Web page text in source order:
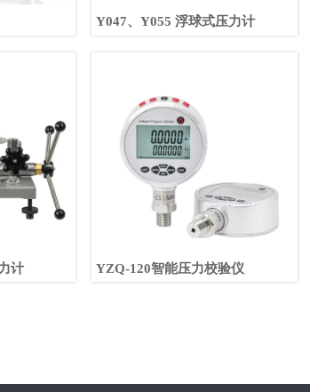
Y047、Y055 浮球式压力计
计 YZQ-120智能压力校验仪